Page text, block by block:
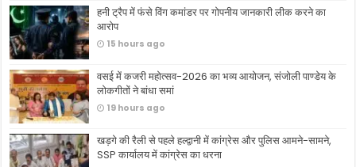
हनी ट्रैप में फंसे विंग कमांडर पर गोपनीय जानकारी लीक करने का
आरोप
15 hours ago
वसई में कजरी महोत्सव-2026 का भव्य आयोजन, संजोली पाण्डेय के
लोकगीतों ने बांधा समां
19 hours ago
खड़गे की रैली से पहले हल्द्वानी में कांग्रेस और पुलिस आमने-सामने,
SSP कार्यालय में कांग्रेस का धरना